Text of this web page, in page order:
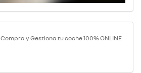
Compra y Gestiona tu coche 100% ONLINE